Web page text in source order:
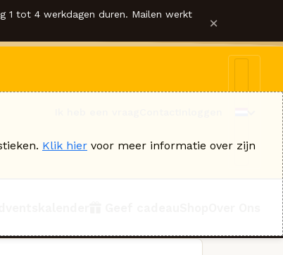
1 tot 4 werkdagen duren. Mailen werkt ×
Klik hier voor meer informatie over zijn